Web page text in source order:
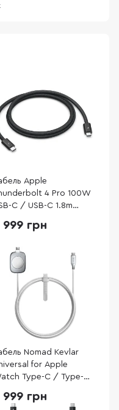
Apple
4 Pro 100W
C / USB-C 1.8m
999 грн
Nomad Kevlar
for Apple
Type-C / Type-C
999 грн